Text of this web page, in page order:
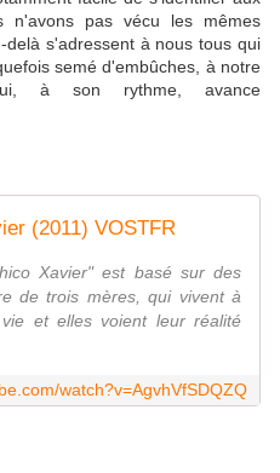
pas vécu les mêmes
s'adressent à nous tous qui
semé d'embûches, à notre
à son rythme, avance
(2011) VOSTFR
Xavier" est basé sur des
de trois mères, qui vivent à
et elles voient leur réalité
watch?v=AgvhVfSDQZQ